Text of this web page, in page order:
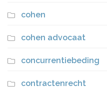
cohen
cohen advocaat
concurrentiebeding
contractenrecht